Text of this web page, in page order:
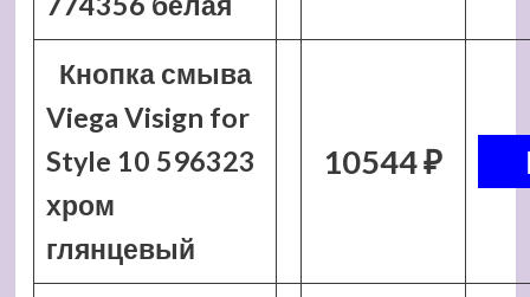
Кнопка смыва
Viega Visign for
Style 10 596323
хром
глянцевый
10544 ₽